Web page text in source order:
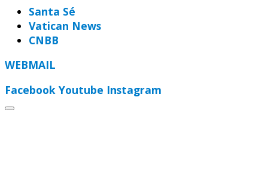
Santa Sé
Vatican News
CNBB
WEBMAIL
Facebook Youtube Instagram